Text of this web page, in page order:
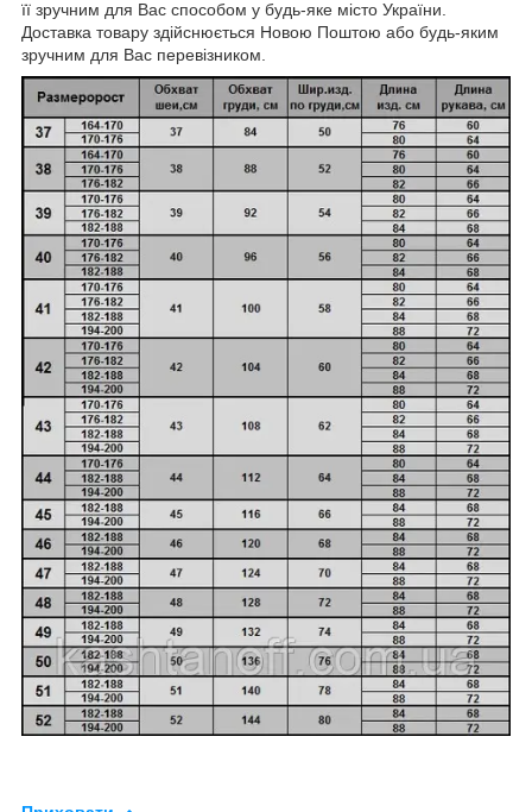
її зручним для Вас способом у будь-яке місто України.
Доставка товару здійснюється Новою Поштою або будь-яким
зручним для Вас перевізником.